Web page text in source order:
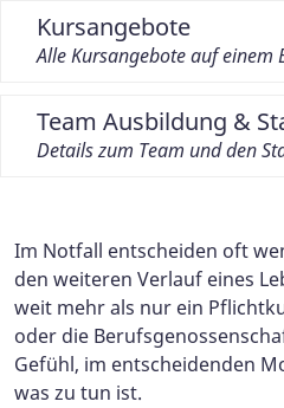
Kursangebote
Alle Kursangebote auf einem
Team Ausbildung &
Details zum Team und den
Im Notfall entscheiden oft
den weiteren Verlauf eines
weit mehr als nur ein
oder die
Gefühl, im entscheidenden
was zu tun ist.